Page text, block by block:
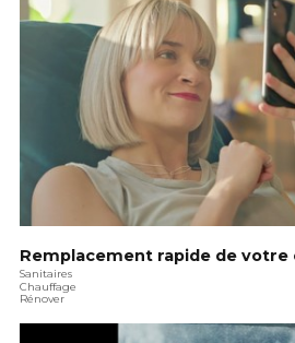
Remplacement rapide de votre
Sanitaires
Chauffage
Rénover